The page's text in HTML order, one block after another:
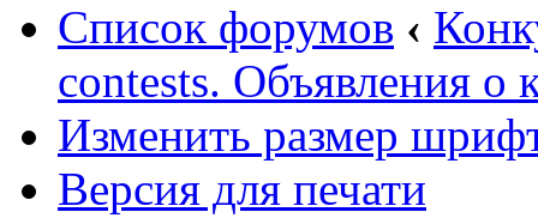
Список форумов ‹
contests. Объявления о
Изменить размер
Версия для печати